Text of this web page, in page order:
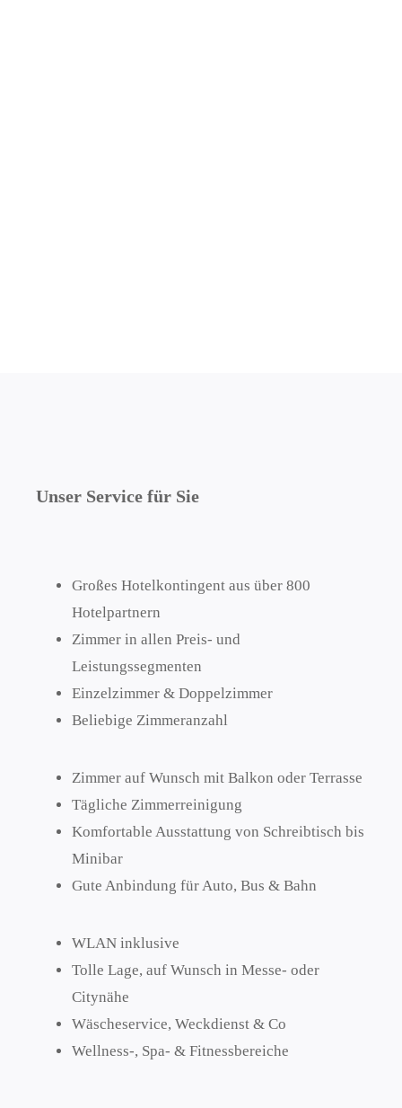
Unser Service für Sie
Großes Hotelkontingent aus über 800
Hotelpartnern
Zimmer in allen Preis- und
Leistungssegmenten
Einzelzimmer & Doppelzimmer
Beliebige Zimmeranzahl
Zimmer auf Wunsch mit Balkon oder Terrasse
Tägliche Zimmerreinigung
Komfortable Ausstattung von Schreibtisch bis
Minibar
Gute Anbindung für Auto, Bus & Bahn
WLAN inklusive
Tolle Lage, auf Wunsch in Messe- oder
Citynähe
Wäscheservice, Weckdienst & Co
Wellness-, Spa- & Fitnessbereiche